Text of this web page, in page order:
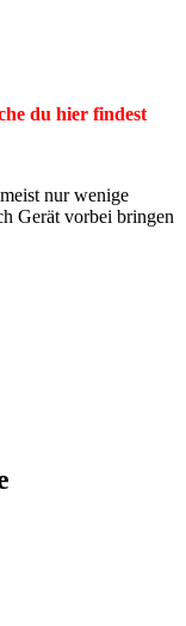
du hier findest
nur wenige
Gerät vorbei bringen